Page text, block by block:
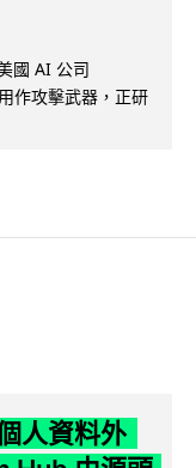
國 AI 公司
作攻擊武器，正研
人資料外